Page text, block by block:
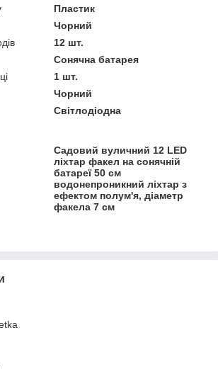
Пластик
Чорний
12 шт.
Сонячна батарея
1 шт.
Чорний
Світлодіодна
Садовий вуличний 12 LED
ліхтар факел на сонячній
батареї 50 см
водонепроникний ліхтар з
ефектом полум'я, діаметр
факела 7 см